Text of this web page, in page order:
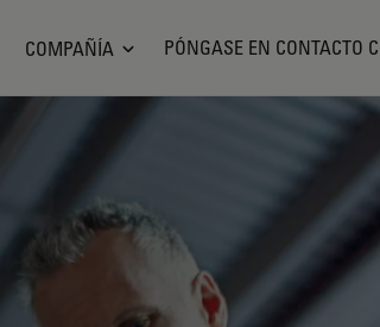
COMPAÑÍA PÓNGASE EN CONTACTO